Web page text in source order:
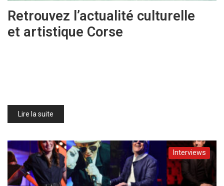
Retrouvez l’actualité culturelle
et artistique Corse
Lire la suite
Interviews